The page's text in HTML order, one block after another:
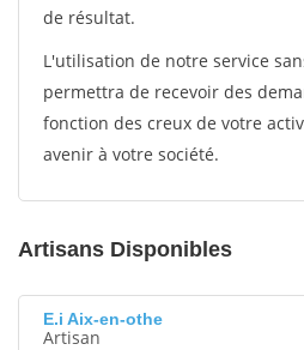
de résultat.
L'utilisation de notre service
permettra de recevoir des
fonction des creux de votre
avenir à votre société.
Artisans Disponibles
E.i Aix-en-othe
Artisan